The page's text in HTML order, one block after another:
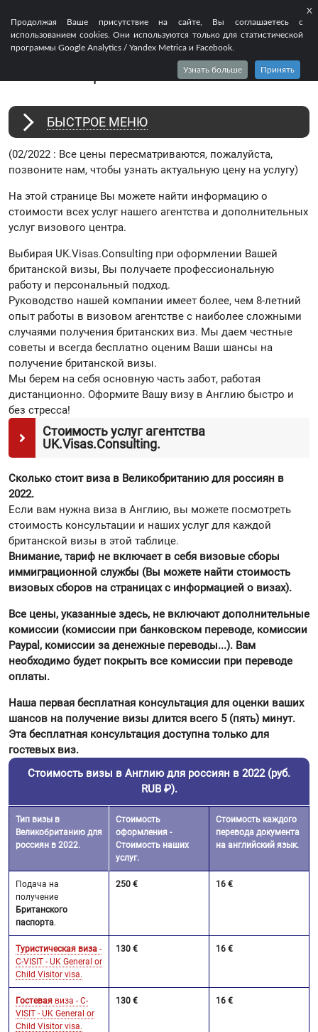
X
Продолжая Ваше присутствие на сайте, Вы соглашаетесь с
использованием cookies. Они используются только для статистической
программы Google Analytics / Yandex Metrica и Facebook.
Узнать больше Принять
СТОИМОСТЬ ВСЕХ УСЛУГ - ВИЗА В
БЫСТРОЕ МЕНЮ
(02/2022 : Все цены пересматриваются, пожалуйста,
позвоните нам, чтобы узнать актуальную цену на услугу)
На этой странице Вы можете найти информацию о
стоимости всех услуг нашего агентства и дополнительных
услуг визового центра.
Выбирая UK.Visas.Consulting при оформлении Вашей
британской визы, Вы получаете профессиональную
работу и персональный подход.
Руководство нашей компании имеет более, чем 8-летний
опыт работы в визовом агентстве с наиболее сложными
случаями получения британских виз. Мы даем честные
советы и всегда бесплатно оценим Ваши шансы на
получение британской визы.
Мы берем на себя основную часть забот, работая
дистанционно. Оформите Вашу визу в Англию быстро и
без стресса!
Стоимость услуг агентства
UK.Visas.Consulting.
Сколько стоит виза в Великобританию для россиян в
2022.
Если вам нужна виза в Англию, вы можете посмотреть
стоимость консультации и наших услуг для каждой
британской визы в этой таблице.
Внимание, тариф не включает в себя визовые сборы
иммиграционной службы (Вы можете найти стоимость
визовых сборов на страницах с информацией о визах).
Все цены, указанные здесь, не включают дополнительные
комиссии (комиссии при банковском переводе, комиссии
Paypal, комиссии за денежные переводы...). Вам
необходимо будет покрыть все комиссии при переводе
оплаты.
Наша первая бесплатная консультация для оценки ваших
шансов на получение визы длится всего 5 (пять) минут.
Эта бесплатная консультация доступна только для
гостевых виз.
Стоимость визы в Англию для россиян в 2022 (руб.
RUB ₽).
Тип визы в
Великобританию для
россиян в 2022.
Стоимость
оформления -
Стоимость наших
услуг.
Стоимость каждого
перевода документа
на английский язык.
Подача на
получение
Британского
паспорта.
250 € 16 €
Туристическая виза -
C-VISIT - UK General or
Child Visitor visa.
130 € 16 €
Гостевая виза - C-
VISIT - UK General or
Child Visitor visa.
130 € 16 €